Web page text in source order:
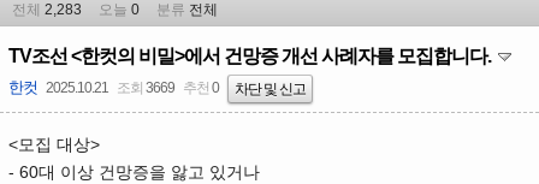
전체 2,283 오늘 0 분류 전체
TV조선 <한컷의 비밀>에서 건망증 개선 사례자를 모집합니다.
한컷 2025.10.21 조회 3669 추천 0 차단 및 신고
<모집 대상>
- 60대 이상 건망증을 앓고 있거나